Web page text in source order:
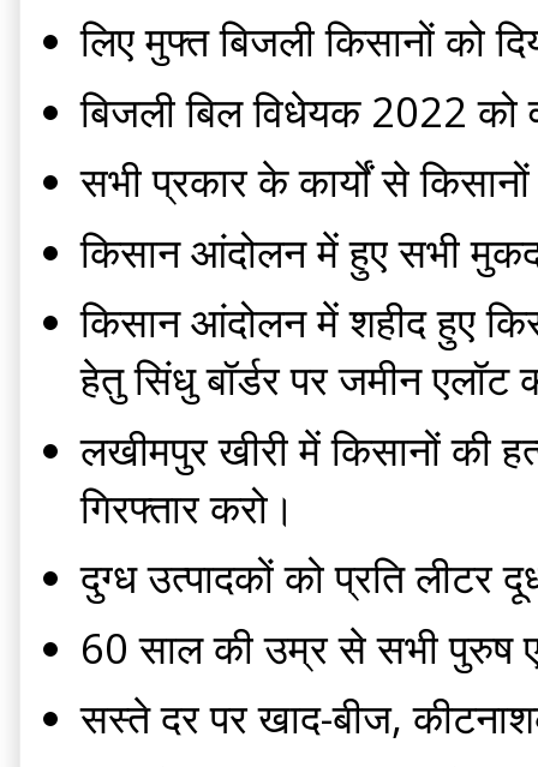
लिए मुफ्त बिजली किसानों को
बिजली बिल विधेयक 2022 को
सभी प्रकार के कार्यों से
किसान आंदोलन में हुए सभी
किसान आंदोलन में शहीद हुए
हेतु सिंधु बॉर्डर पर जमीन एलॉट
लखीमपुर खीरी में किसानों की
गिरफ्तार करो।
दुग्ध उत्पादकों को प्रति लीटर
60 साल की उम्र से सभी पुरुष
सस्ते दर पर खाद-बीज,